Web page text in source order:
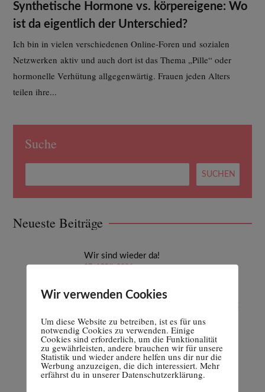
Synthetische Hormone vs. körpereigene: Wo
ist da eigentlich der Unterschied?
Ich bin in vielen verschiedenen Online-Foren und sozialen
Netzwerken aktiv und auch dort ist das Thema „Pille“ oder
hormonelle Verhütung allgegenwärtig. Frauen jeden Alters
teilen ihre...
Suche
Neueste Beiträge
Wir sind wieder da!
27. APRIL 2026
16. FEBRUAR 2023
Fehlgeburten | Teil 1: Was du darüber
wissen solltest
Wir verwenden Cookies
Um diese Website zu betreiben, ist es für uns
notwendig Cookies zu verwenden. Einige
Cookies sind erforderlich, um die Funktionalität
zu gewährleisten, andere brauchen wir für unsere
Statistik und wieder andere helfen uns dir nur die
Werbung anzuzeigen, die dich interessiert. Mehr
erfährst du in unserer Datenschutzerklärung.